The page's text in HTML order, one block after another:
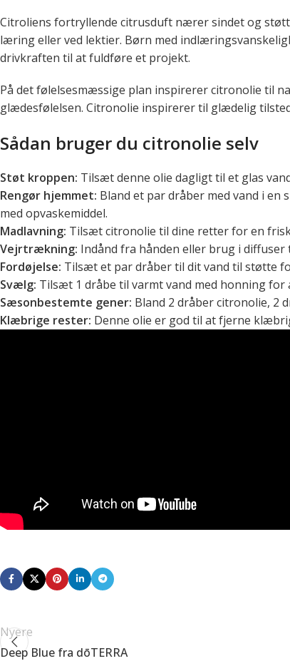
Citroliens fortryllende citrusduft nærer sindet og
læring eller ved lektier. Børn med
drivkraften til at fuldføre et projekt.
På det følelsesmæssige plan inspirerer citronolie til
glædesfølelsen. Citronolie inspirerer til glædelig
Sådan bruger du citronolie selv
Støt kroppen: Tilsæt denne olie dagligt til et glas
Rengør hjemmet: Bland et par dråber med vand i
med opvaskemiddel.
Madlavning: Tilsæt citronolie til dine retter for en
Vejrtrækning: Indånd fra hånden eller brug i
Fordøjelse: Tilsæt et par dråber til dit vand til støtte
Svælg: Tilsæt 1 dråbe til varmt vand med honning
Sæsonbestemte gener: Bland 2 dråber citronolie, 2
Klæbrige rester: Denne olie er god til at fjerne
Nyere
Deep Blue fra dōTERRA